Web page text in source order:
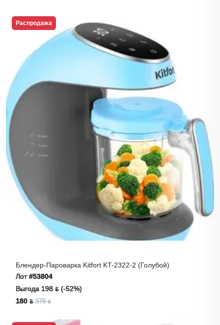
Распродажа
Блендер-Пароварка Kitfort KT-2322-2 (голубой)
Лот#53804
Выгода 198 ƃ (-52%)
180 ƃ 378 ƃ